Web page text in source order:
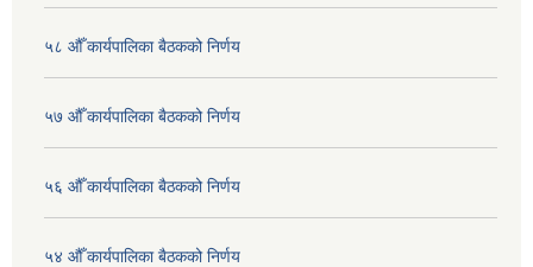
५८ औँ कार्यपालिका बैठकको निर्णय
५७ औँ कार्यपालिका बैठकको निर्णय
५६ औँ कार्यपालिका बैठकको निर्णय
५४ औँ कार्यपालिका बैठकको निर्णय